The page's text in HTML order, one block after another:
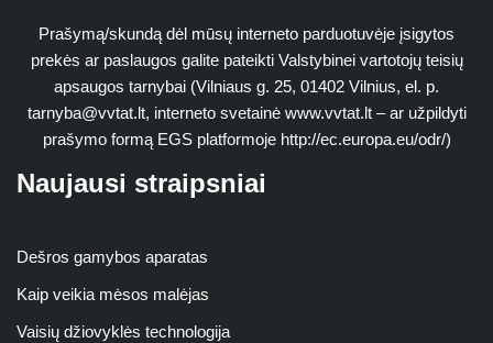
Prašymą/skundą dėl mūsų interneto parduotuvėje įsigytos
prekės ar paslaugos galite pateikti Valstybinei vartotojų teisių
apsaugos tarnybai (Vilniaus g. 25, 01402 Vilnius, el. p.
tarnyba@vvtat.lt, interneto svetainė www.vvtat.lt – ar užpildyti
prašymo formą EGS platformoje http://ec.europa.eu/odr/)
Naujausi straipsniai
Dešros gamybos aparatas
Kaip veikia mėsos malėjas
Vaisių džiovyklės technologija